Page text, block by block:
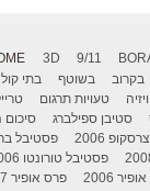
3D 9/11
בקרוב בשוטף בתי
טעויות תרגום
סטיבן ספילברג
2006 פסטיבל ברלין
פסטיבל טורונטו 2006
2006 פרס אופיר 2007